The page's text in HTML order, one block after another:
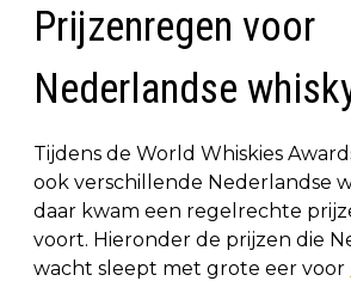
Prijzenregen voor
Nederlandse
Tijdens de World Whiskies
ook verschillende Nederlandse
daar kwam een regelrechte
voort. Hieronder de prijzen die
wacht sleept met grote eer voor